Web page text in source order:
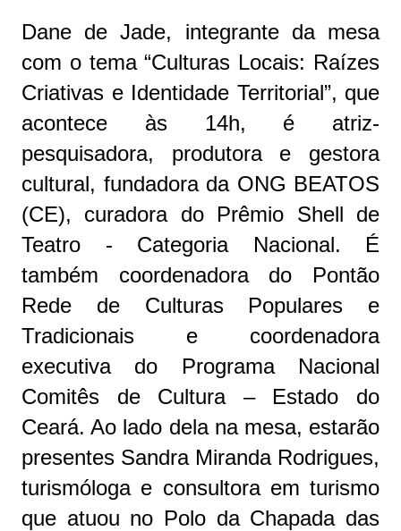
Dane de Jade, integrante da mesa
com o tema “Culturas Locais: Raízes
Criativas e Identidade Territorial”, que
acontece às 14h, é atriz-
pesquisadora, produtora e gestora
cultural, fundadora da ONG BEATOS
(CE), curadora do Prêmio Shell de
Teatro - Categoria Nacional. É
também coordenadora do Pontão
Rede de Culturas Populares e
Tradicionais e coordenadora
executiva do Programa Nacional
Comitês de Cultura – Estado do
Ceará. Ao lado dela na mesa, estarão
presentes Sandra Miranda Rodrigues,
turismóloga e consultora em turismo
que atuou no Polo da Chapada das